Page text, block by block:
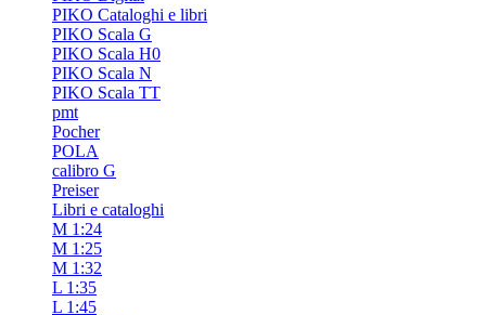
PIKO Cataloghi e libri
PIKO Scala G
PIKO Scala H0
PIKO Scala N
PIKO Scala TT
pmt
Pocher
POLA
calibro G
Preiser
Libri e cataloghi
M 1:24
M 1:25
M 1:32
L 1:35
L 1:45